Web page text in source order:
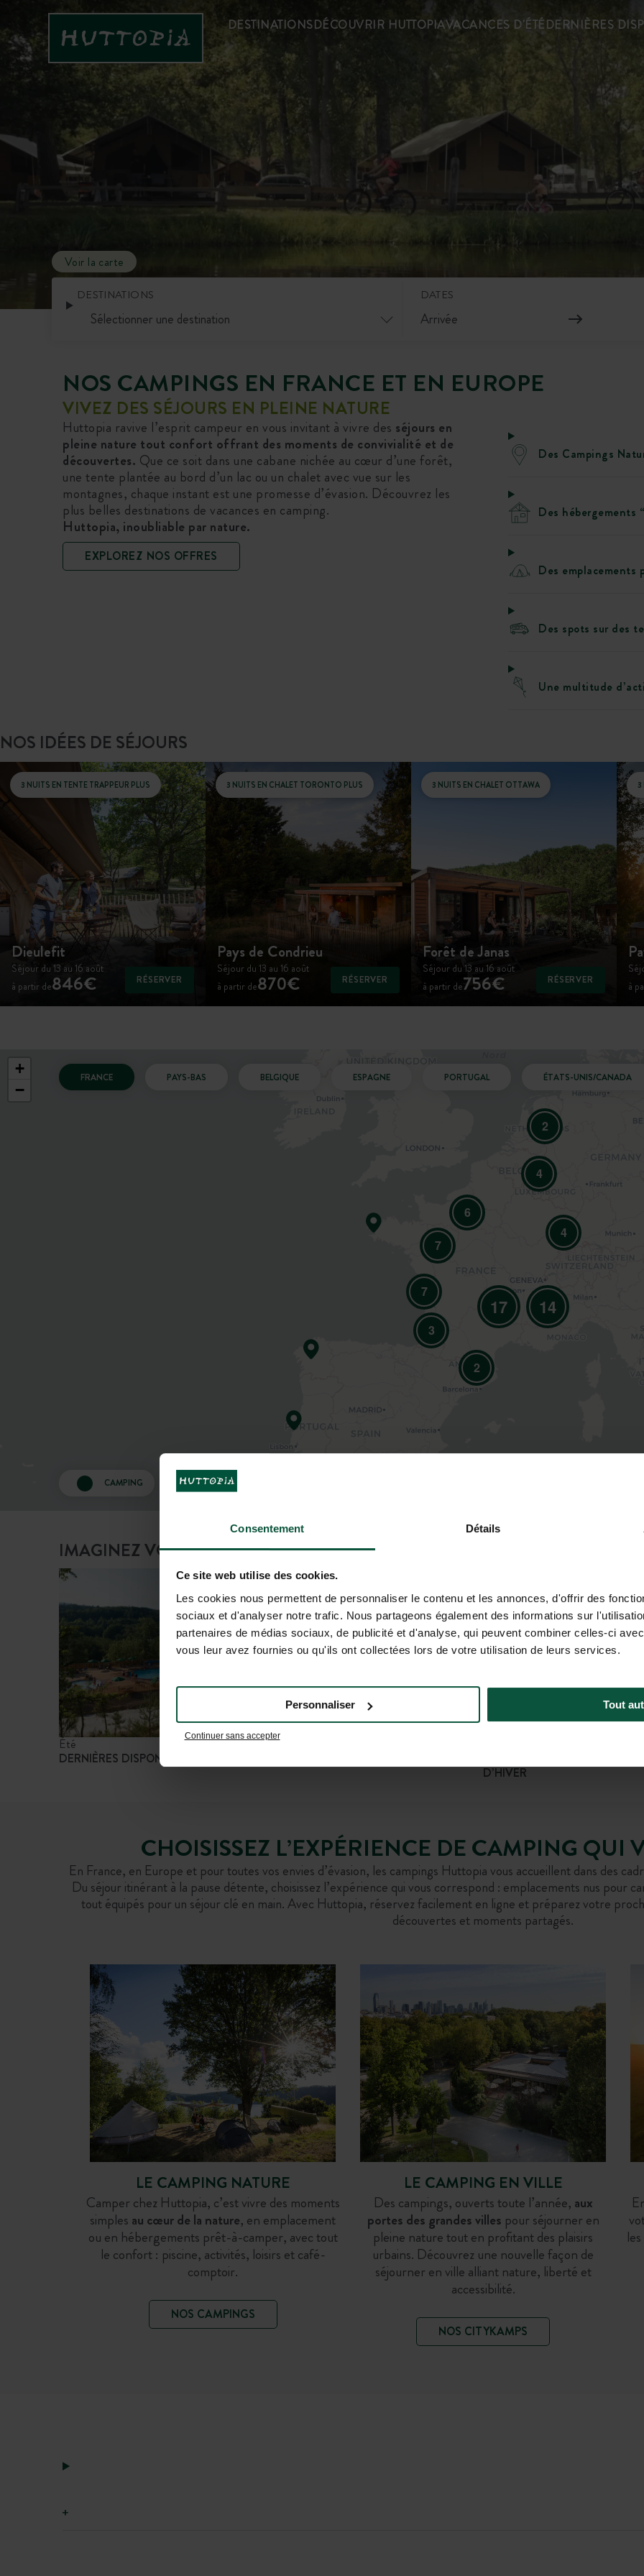
Consentement Détails
Ce site web utilise des cookies.
Les cookies nous permettent de personnaliser le contenu et les annonces, d'offrir des
sociaux et d'analyser notre trafic. Nous partageons également des informations sur
partenaires de médias sociaux, de publicité et d'analyse, qui peuvent combiner celles-ci
vous leur avez fournies ou qu'ils ont collectées lors de votre utilisation de leurs services.
Continuer sans accepter
Personnaliser Tout
DESTINATIONSDÉCOUVRIR HUTTOPIAVACANCES D'ÉTÉDERNIÈRES
DESTINATIONS DATES
Voir la carte
NOS CAMPINGS EN FRANCE ET EN EUROPE
VIVEZ DES SÉJOURS EN PLEINE NATURE
Huttopia ravive l’esprit campeur en vous invitant à vivre des séjours en
pleine nature tout confort offrant des moments de convivialité et de
découvertes. Que ce soit dans une cabane nichée au cœur d’une forêt,
une tente plantée au bord d’un lac ou un chalet avec vue sur les
montagnes, chaque instant est une promesse d’évasion. Découvrez les
plus belles destinations de vacances en camping.
Huttopia, inoubliable par nature.
EXPLOREZ NOS OFFRES
Des Campings
Des hébergements
Des emplacements
Des spots sur des
Une multitude
NOS IDÉES DE SÉJOURS
3 NUITS EN TENTE TRAPPEUR PLUS
Dieulefit
Séjour du 13 au 16 août
à partir de846€ RÉSERVER
3 NUITS EN CHALET TORONTO PLUS
Pays de Condrieu
Séjour du 13 au 16 août
à partir de870€ RÉSERVER
3 NUITS EN CHALET OTTAWA
Forêt de Janas
Séjour du 13 au 16 août
à partir de756€ RÉSERVER
à
FRANCE PAYS-BAS BELGIQUE ESPAGNE PORTUGAL ÉTATS-UNIS/CANADA
CAMPING CITYKAMP
2
4
4
2
3
14
7
6
17
7
+
−
IMAGINEZ VOTRE PROCHAIN VOYAGE
Été
DERNIÈRES DISPONIBILITÉS
Piscine, rivière, lac et océan
D’HIVER
OUREN
VAL CENIS
STRASBOURG
CHOISISSEZ L’EXPÉRIENCE DE CAMPING QUI
En France, en Europe et pour toutes vos envies d’évasion, les campings Huttopia vous accueillent dans des
Du séjour itinérant à la pause détente, choisissez l’expérience qui vous correspond : emplacements nus pour
tout équipés pour un séjour clé en main. Avec Huttopia, réservez facilement en ligne et préparez votre
découvertes et moments partagés.
LE CAMPING NATURE
Camper chez Huttopia, c’est vivre des moments
simples au cœur de la nature, en emplacement
ou en hébergements prêt-à-camper, avec tout
le confort : piscine, activités, loisirs et café-
comptoir.
NOS CAMPINGS
LE CAMPING EN VILLE
Des campings, ouverts toute l’année, aux
portes des grandes villes pour séjourner en
pleine nature tout en profitant des plaisirs
urbains. Découvrez une nouvelle façon de
séjourner en ville alliant nature, liberté et
accessibilité.
NOS CITYKAMPS